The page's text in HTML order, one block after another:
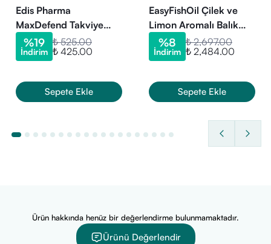
Edis Pharma
MaxDefend Takviye
Edici Gıda 90 Yumuşak
Kapsül
%19
İndirim
₺ 525.00
₺ 425.00
Sepete Ekle
EasyFishOil Çilek ve
Limon Aromalı Balık
Yağı ve D Vitamini 3x30
Çiğnenebilir Jel
%8
İndirim
₺ 2,697.00
₺ 2,484.00
Sepete Ekle
Ürün hakkında henüz bir değerlendirme bulunmamaktadır.
Ürünü Değerlendir